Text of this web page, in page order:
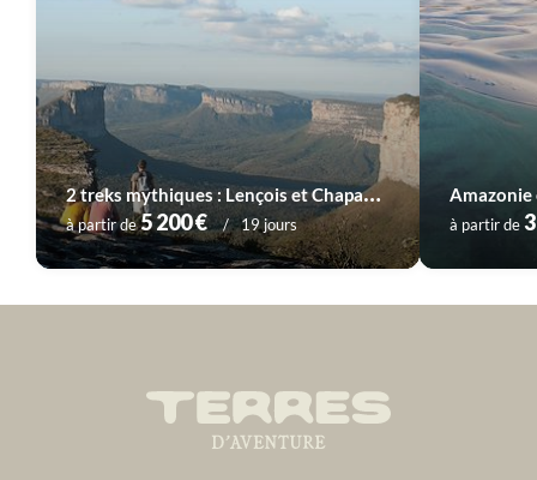
2
treks mythiques : Lençois et Chapada Diamantina
à partir de5 200 € 19 jours à partir de